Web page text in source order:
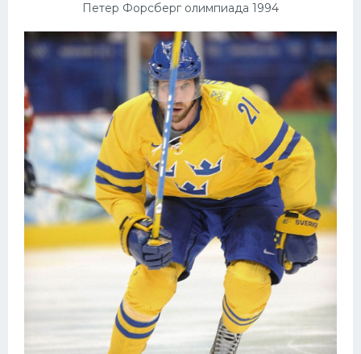
Петер Форсберг олимпиада 1994